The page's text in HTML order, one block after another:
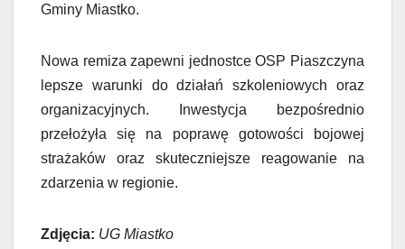
Gminy Miastko.
Nowa remiza zapewni jednostce OSP Piaszczyna
lepsze warunki do działań szkoleniowych oraz
organizacyjnych. Inwestycja bezpośrednio
przełożyła się na poprawę gotowości bojowej
strażaków oraz skuteczniejsze reagowanie na
zdarzenia w regionie.
Zdjęcia: UG Miastko